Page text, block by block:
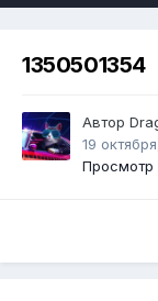
1350501354
Автор
19
Просмотр